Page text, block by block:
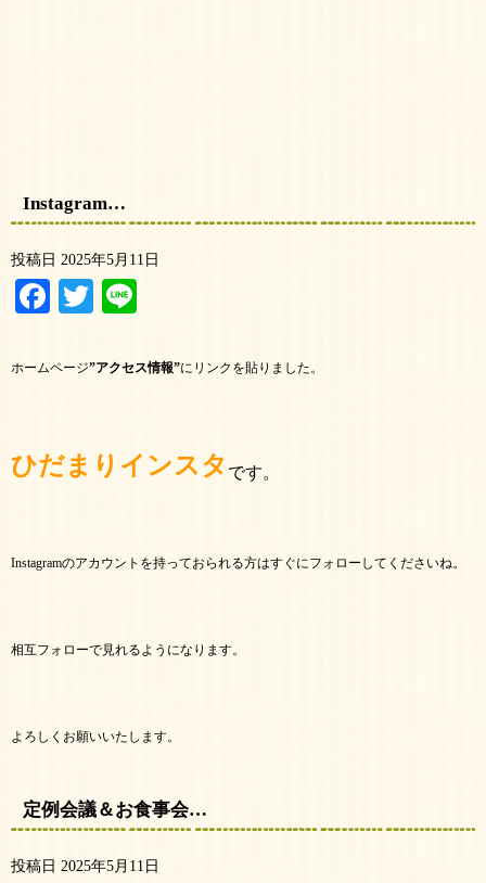
Instagram…
投稿日 2025年5月11日
Facebook
Twitter
ホームページ”アクセス情報”にリンクを貼りました。
ひだまりインスタ です。
Instagramのアカウントを持っておられる方はすぐにフォローしてくださいね。
相互フォローで見れるようになります。
よろしくお願いいたします。
定例会議＆お食事会…
投稿日 2025年5月11日